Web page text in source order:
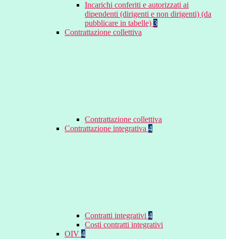
Incarichi conferiti e autorizzati ai
dipendenti (dirigenti e non dirigenti) (da
pubblicare in tabelle) 3
Contrattazione collettiva
Contrattazione collettiva
Contrattazione integrativa 4
Contratti integrativi 4
Costi contratti integrativi
OIV 4